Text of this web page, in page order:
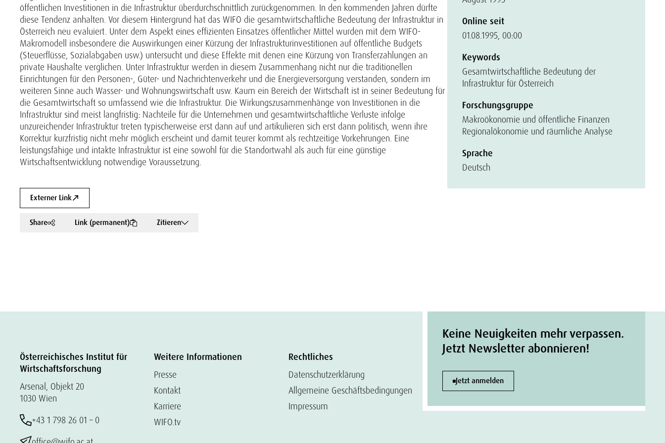
öffentlichen Investitionen in die Infrastruktur überdurchschnittlich zurückgenommen. In den kommenden Jahren dürfte
diese Tendenz anhalten. Vor diesem Hintergrund hat das WIFO die gesamtwirtschaftliche Bedeutung der Infrastruktur in
Österreich neu evaluiert. Unter dem Aspekt eines effizienten Einsatzes öffentlicher Mittel wurden mit dem WIFO-
Makromodell insbesondere die Auswirkungen einer Kürzung der Infrastrukturinvestitionen auf öffentliche Budgets
(Steuerflüsse, Sozialabgaben usw.) untersucht und diese Effekte mit denen eine Kürzung von Transferzahlungen an
private Haushalte verglichen. Unter Infrastruktur werden in diesem Zusammenhang nicht nur die traditionellen
Einrichtungen für den Personen-, Güter- und Nachrichtenverkehr und die Energieversorgung verstanden, sondern im
weiteren Sinne auch Wasser- und Wohnungswirtschaft usw. Kaum ein Bereich der Wirtschaft ist in seiner Bedeutung für
die Gesamtwirtschaft so umfassend wie die Infrastruktur. Die Wirkungszusammenhänge von Investitionen in die
Infrastruktur sind meist langfristig: Nachteile für die Unternehmen und gesamtwirtschaftliche Verluste infolge
unzureichender Infrastruktur treten typischerweise erst dann auf und artikulieren sich erst dann politisch, wenn ihre
Korrektur kurzfristig nicht mehr möglich erscheint und damit teurer kommt als rechtzeitige Vorkehrungen. Eine
leistungsfähige und intakte Infrastruktur ist eine sowohl für die Standortwahl als auch für eine günstige
Wirtschaftsentwicklung notwendige Voraussetzung.
Externer Link
Share Link (permanent) Zitieren
Online seit
01.08.1995, 00:00
Keywords
Gesamtwirtschaftliche Bedeutung der
Infrastruktur für Österreich
Forschungsgruppe
Makroökonomie und öffentliche Finanzen
Regionalökonomie und räumliche Analyse
Sprache
Deutsch
Österreichisches Institut für
Wirtschaftsforschung
Arsenal, Objekt 20
1030 Wien
+43 1 798 26 01 – 0
Weitere Informationen
Presse
Kontakt
Karriere
WIFO.tv
Rechtliches
Datenschutzerklärung
Allgemeine Geschäftsbedingungen
Impressum
Keine Neuigkeiten mehr verpassen.
Jetzt Newsletter abonnieren!
Jetzt anmelden